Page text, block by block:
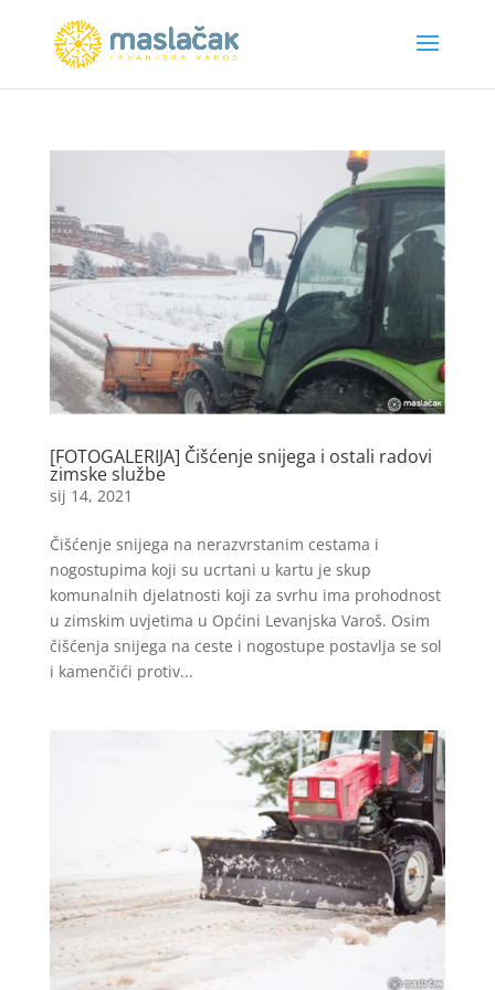
[FOTOGALERIJA] Čišćenje snijega i ostali radovi
zimske službe
sij 14, 2021
Čišćenje snijega na nerazvrstanim cestama i
nogostupima koji su ucrtani u kartu je skup
komunalnih djelatnosti koji za svrhu ima prohodnost
u zimskim uvjetima u Općini Levanjska Varoš. Osim
čišćenja snijega na ceste i nogostupe postavlja se sol
i kamenčići protiv...